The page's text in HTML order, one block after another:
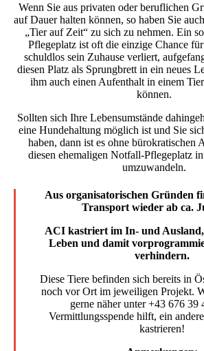
Wenn Sie aus privaten oder beruflichen
auf Dauer halten können, so haben Sie
„Tier auf Zeit“ zu sich zu nehmen. Ein
Pflegeplatz ist oft die einzige Chance
schuldlos sein Zuhause verliert,
diesen Platz als Sprungbrett in ein neues
ihm auch einen Aufenthalt in einem
können.
Sollten sich Ihre Lebensumstände
eine Hundehaltung möglich ist und Sie
haben, dann ist es ohne bürokratischen
diesen ehemaligen Notfall-Pflegeplatz
umzuwandeln.
Aus organisatorischen Gründen
Transport wieder ab ca.
ACI kastriert im In- und
Leben und damit
verhindern.
Diese Tiere befinden sich bereits in
noch vor Ort im jeweiligen Projekt.
gerne näher unter +43 676 39
Vermittlungsspende hilft, ein
kastrieren!